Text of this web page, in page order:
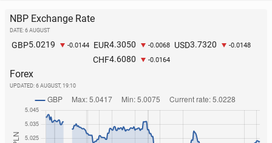
NBP Exchange Rate
DATE: 6 AUGUST
GBP5.0219 -0.0144 EUR4.3050 -0.0068 USD3.7320 -0.0148
CHF4.6080 -0.0164
Forex
UPDATED: 6 AUGUST, 19:10